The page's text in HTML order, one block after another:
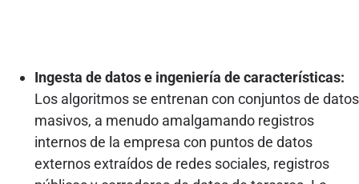
Ingesta de datos e ingeniería de características:
Los algoritmos se entrenan con conjuntos de datos
masivos, a menudo amalgamando registros
internos de la empresa con puntos de datos
externos extraídos de redes sociales, registros